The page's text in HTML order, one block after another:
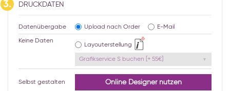
3. DRUCKDATEN
Datenübergabe Upload nach Order E-Mail
Keine Daten
Layouterstellung
Grafikservice S buchen [+ 55€]
Selbst gestalten Online Designer nutzen